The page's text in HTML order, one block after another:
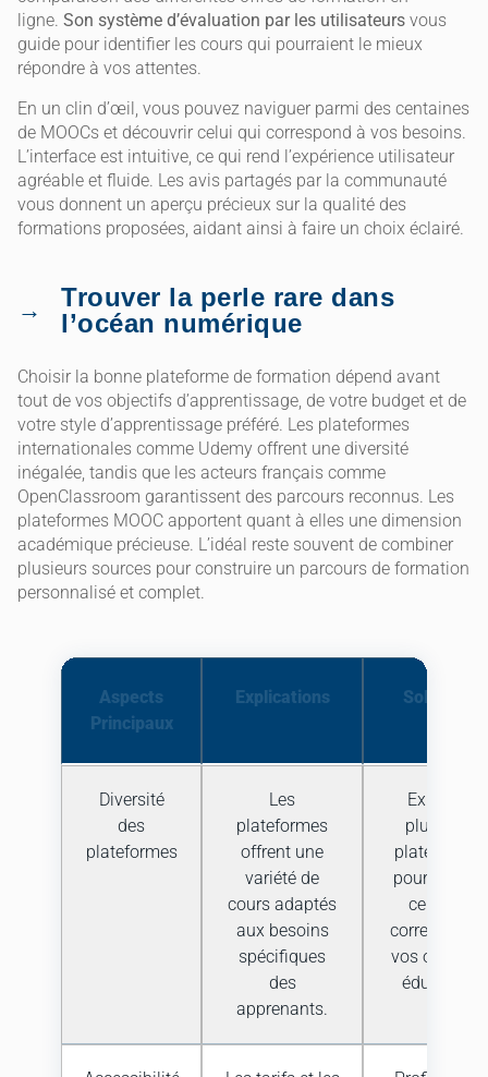
ligne. Son système d’évaluation par les utilisateurs vous
guide pour identifier les cours qui pourraient le mieux
répondre à vos attentes.
En un clin d’œil, vous pouvez naviguer parmi des centaines
de MOOCs et découvrir celui qui correspond à vos besoins.
L’interface est intuitive, ce qui rend l’expérience utilisateur
agréable et fluide. Les avis partagés par la communauté
vous donnent un aperçu précieux sur la qualité des
formations proposées, aidant ainsi à faire un choix éclairé.
Trouver la perle rare dans
l’océan numérique
Choisir la bonne plateforme de formation dépend avant
tout de vos objectifs d’apprentissage, de votre budget et de
votre style d’apprentissage préféré. Les plateformes
internationales comme Udemy offrent une diversité
inégalée, tandis que les acteurs français comme
OpenClassroom garantissent des parcours reconnus. Les
plateformes MOOC apportent quant à elles une dimension
académique précieuse. L’idéal reste souvent de combiner
plusieurs sources pour construire un parcours de formation
personnalisé et complet.
Aspects
Principaux
Explications Solutions
Diversité
des
plateformes
Les
plateformes
offrent une
variété de
cours adaptés
aux besoins
spécifiques
des
apprenants.
Explorez
plusieurs
plateformes
pour trouver
celle qui
correspond
vos objectifs
éducatifs.